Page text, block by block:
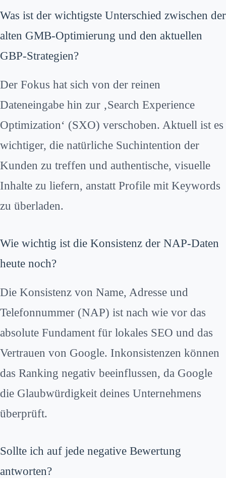
Was ist der wichtigste Unterschied zwischen der
alten GMB-Optimierung und den aktuellen
GBP-Strategien?
Der Fokus hat sich von der reinen
Dateneingabe hin zur ‚Search Experience
Optimization‘ (SXO) verschoben. Aktuell ist es
wichtiger, die natürliche Suchintention der
Kunden zu treffen und authentische, visuelle
Inhalte zu liefern, anstatt Profile mit Keywords
zu überladen.
Wie wichtig ist die Konsistenz der NAP-Daten
heute noch?
Die Konsistenz von Name, Adresse und
Telefonnummer (NAP) ist nach wie vor das
absolute Fundament für lokales SEO und das
Vertrauen von Google. Inkonsistenzen können
das Ranking negativ beeinflussen, da Google
die Glaubwürdigkeit deines Unternehmens
überprüft.
Sollte ich auf jede negative Bewertung
antworten?